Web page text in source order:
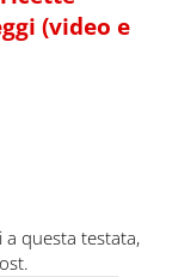
(video e
a questa testata,